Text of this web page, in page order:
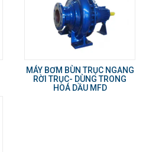
MÁY BƠM BÙN TRỤC NGANG
RỜI TRỤC- DÙNG TRONG
HOÁ DẦU MFD